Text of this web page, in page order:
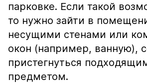
парковке. Если такой
то нужно зайти в
несущими стенами или
окон (например, ванную),
пристегнуться
предметом.